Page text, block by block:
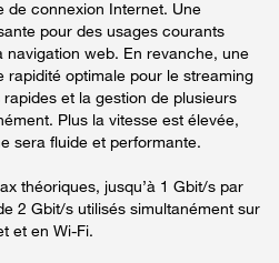
de connexion Internet. Une
pour des usages courants
navigation web. En revanche, une
optimale pour le streaming
et la gestion de plusieurs
Plus la vitesse est élevée,
sera fluide et performante.
théoriques, jusqu’à 1 Gbit/s par
2 Gbit/s utilisés simultanément sur
et en Wi-Fi.